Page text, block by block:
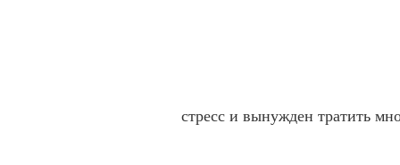
стресс и вынужден тратить